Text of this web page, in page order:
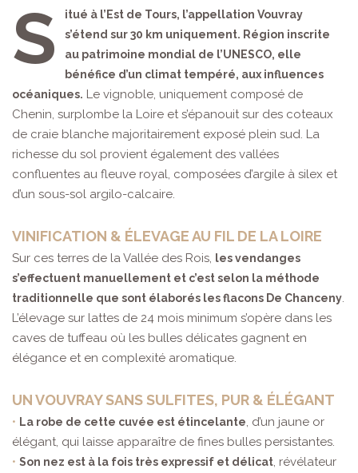
S
itué à l’Est de Tours, l’appellation Vouvray
s’étend sur 30 km uniquement. Région inscrite
au patrimoine mondial de l’UNESCO, elle
bénéfice d’un climat tempéré, aux influences
océaniques. Le vignoble, uniquement composé de
Chenin, surplombe la Loire et s’épanouit sur des coteaux
de craie blanche majoritairement exposé plein sud. La
richesse du sol provient également des vallées
confluentes au fleuve royal, composées d’argile à silex et
d’un sous-sol argilo-calcaire.
VINIFICATION & ÉLEVAGE AU FIL DE LA LOIRE
Sur ces terres de la Vallée des Rois, les vendanges
s’effectuent manuellement et c’est selon la méthode
traditionnelle que sont élaborés les flacons De Chanceny.
L’élevage sur lattes de 24 mois minimum s’opère dans les
caves de tuffeau où les bulles délicates gagnent en
élégance et en complexité aromatique.
UN VOUVRAY SANS SULFITES, PUR & ÉLÉGANT
• La robe de cette cuvée est étincelante, d’un jaune or
élégant, qui laisse apparaître de fines bulles persistantes.
• Son nez est à la fois très expressif et délicat, révélateur